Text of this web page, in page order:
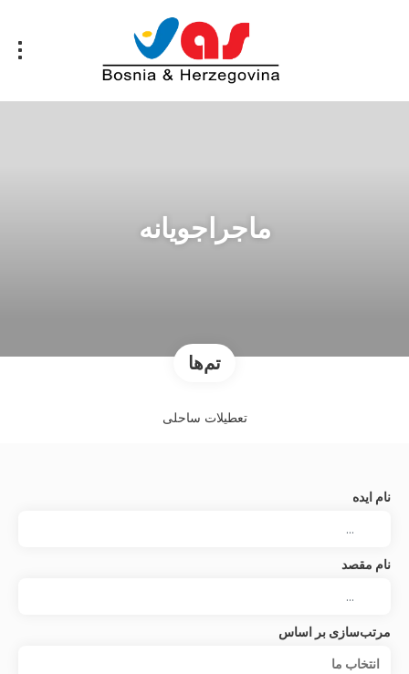
ماجراجویانه
تم‌ها
تعطیلات ساحلی
نام ایده
نام مقصد
مرتب‌سازی بر اساس
انتخاب‌ ما